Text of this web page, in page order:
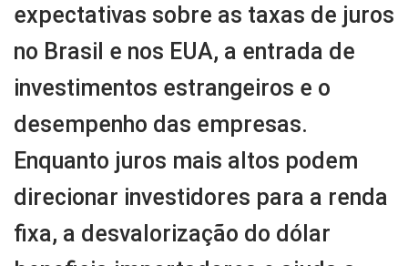
expectativas sobre as taxas de juros
no Brasil e nos EUA, a entrada de
investimentos estrangeiros e o
desempenho das empresas.
Enquanto juros mais altos podem
direcionar investidores para a renda
fixa, a desvalorização do dólar